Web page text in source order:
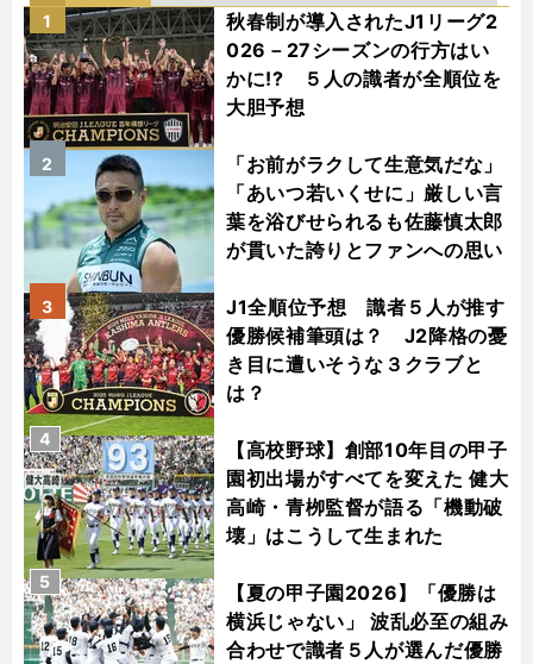
秋春制が導入されたJ1リーグ2
026－27シーズンの行方はい
かに!? ５人の識者が全順位を
大胆予想
1
「お前がラクして生意気だな」
「あいつ若いくせに」厳しい言
葉を浴びせられるも佐藤慎太郎
が貫いた誇りとファンへの思い
2
J1全順位予想 識者５人が推す
優勝候補筆頭は？ J2降格の憂
き目に遭いそうな３クラブと
は？
3
【高校野球】創部10年目の甲子
園初出場がすべてを変えた 健大
高崎・青栁監督が語る「機動破
壊」はこうして生まれた
4
【夏の甲子園2026】「優勝は
横浜じゃない」 波乱必至の組み
合わせで識者５人が選んだ優勝
5